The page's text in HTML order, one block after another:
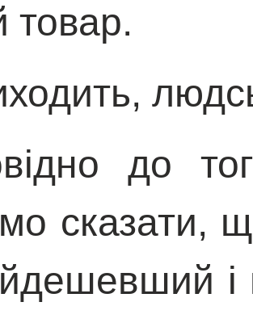
товар.
до
сказати,
і